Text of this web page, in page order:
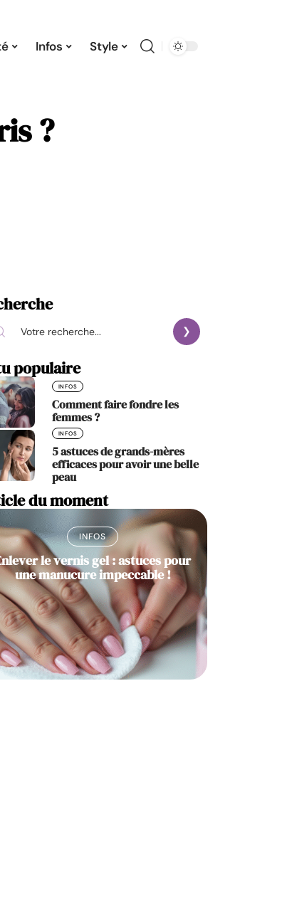
Infos Style
?
populaire
INFOS
Comment faire fondre les
femmes ?
INFOS
5 astuces de grands-mères
efficaces pour avoir une belle
peau
du moment
INFOS
le vernis gel : astuces pour
une manucure impeccable !